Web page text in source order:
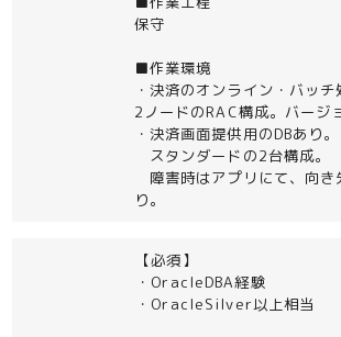
保守
■作業環境
・決済のオンライン・バッチ
2ノードのRAC構成。バージ
・決済画面提供用のDBあり。
スタンダードの2台構成。
障害時はアプリにて、向き
り。
【必須】
・OracleDBA経験
・OracleSilver以上相当